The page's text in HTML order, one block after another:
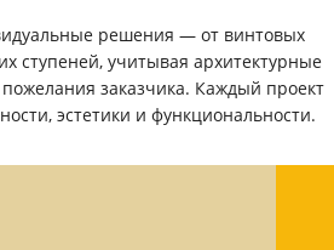
решения — от винтовых
ступеней, учитывая архитектурные
заказчика. Каждый проект
эстетики и функциональности.